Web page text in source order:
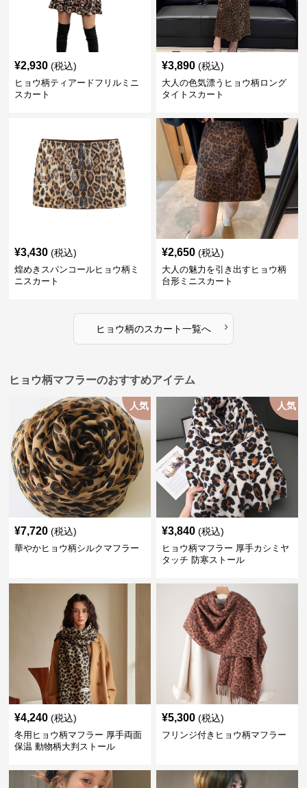
¥2,930 (税込)
ヒョウ柄ティアードフリルミニ
スカート
¥3,890 (税込)
大人の色気漂うヒョウ柄ロング
タイトスカート
¥3,430 (税込)
煌めきスパンコールヒョウ柄ミ
ニスカート
¥2,650 (税込)
大人の魅力を引き出すヒョウ柄
台形ミニスカート
ヒョウ柄のスカート一覧へ ›
ヒョウ柄マフラーのおすすめアイテム
人気
¥7,720 (税込)
華やかヒョウ柄シルクマフラー
人気
¥3,840 (税込)
ヒョウ柄マフラー 厚手カシミヤ
タッチ 防寒ストール
¥4,240 (税込)
冬用ヒョウ柄マフラー 厚手両面
保温 動物柄大判ストール
¥5,300 (税込)
フリンジ付きヒョウ柄マフラー